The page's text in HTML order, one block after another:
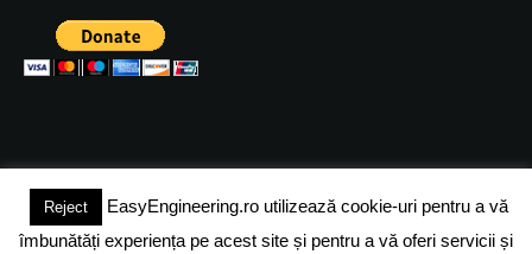
(c) 2024 - FineEngineeringMagazine. All rights reserved.
Reject
EasyEngineering.ro utilizează cookie-uri pentru a vă
îmbunătăți experiența pe acest site și pentru a vă oferi servicii și